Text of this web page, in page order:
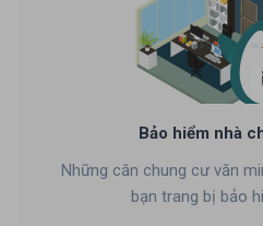
Bảo hiểm nhà
Những căn chung cư văn
bạn trang bị bảo